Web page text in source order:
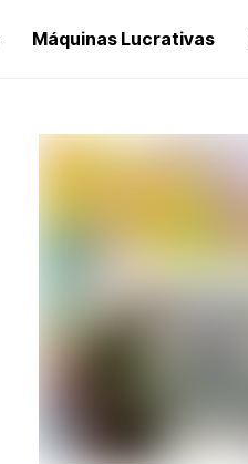
Máquinas Lucrativas